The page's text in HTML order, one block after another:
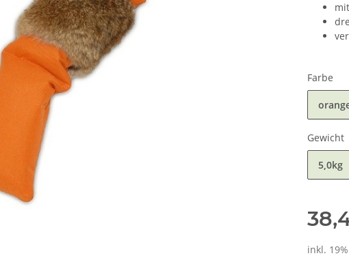
Farbe
Gewicht
5,0kg
inkl.